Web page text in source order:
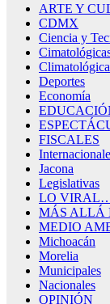
ARTE Y
CDMX
Ciencia y
Deportes
Economía
FISCALES
Jacona
Legislativas
LO
MÁS ALLÁ
MEDIO
Michoacán
Morelia
Municipales
Nacionales
OPINIÓN